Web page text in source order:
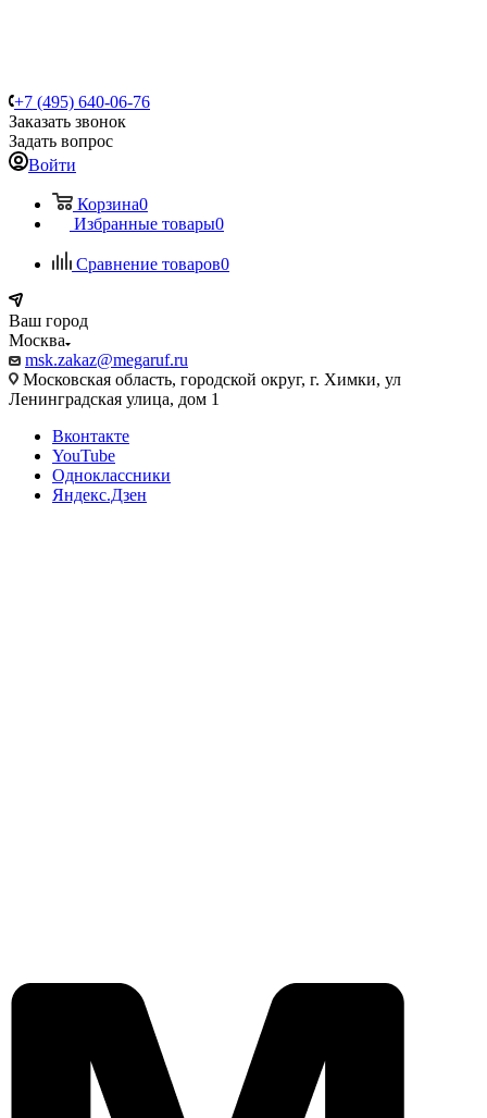
+7 (495) 640-06-76
Заказать звонок
Задать вопрос
Войти
Корзина0
Избранные товары0
Сравнение товаров0
Ваш город
Москва
msk.zakaz@megaruf.ru
Московская область, городской округ, г. Химки, ул
Ленинградская улица, дом 1
Вконтакте
YouTube
Одноклассники
Яндекс.Дзен